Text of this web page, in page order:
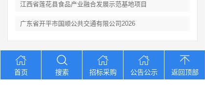
江西省莲花县食品产业融合发展示范基地项目
广东省开平市国顺公共交通有限公司2026
Copyright © 2012-2026 中招招标网 版权所有 网站备案号：京
ICP备2023026371号-2
首页 搜索 招标采购 公告公示 返回顶部